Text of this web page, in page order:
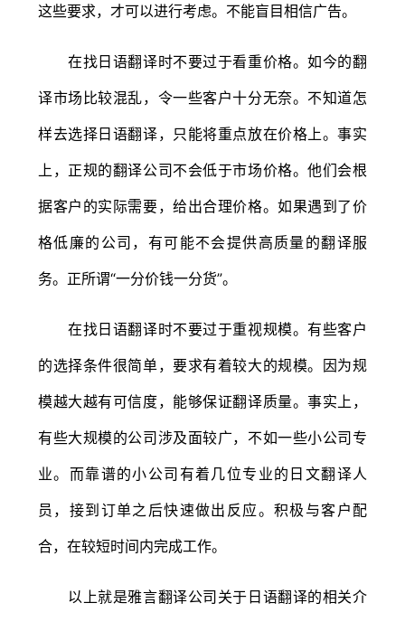
这些要求，才可以进行考虑。不能盲目相信广告。
在找日语翻译时不要过于看重价格。如今的翻
译市场比较混乱，令一些客户十分无奈。不知道怎
样去选择日语翻译，只能将重点放在价格上。事实
上，正规的翻译公司不会低于市场价格。他们会根
据客户的实际需要，给出合理价格。如果遇到了价
格低廉的公司，有可能不会提供高质量的翻译服
务。正所谓“一分价钱一分货”。
在找日语翻译时不要过于重视规模。有些客户
的选择条件很简单，要求有着较大的规模。因为规
模越大越有可信度，能够保证翻译质量。事实上，
有些大规模的公司涉及面较广，不如一些小公司专
业。而靠谱的小公司有着几位专业的日文翻译人
员，接到订单之后快速做出反应。积极与客户配
合，在较短时间内完成工作。
以上就是雅言翻译公司关于日语翻译的相关介